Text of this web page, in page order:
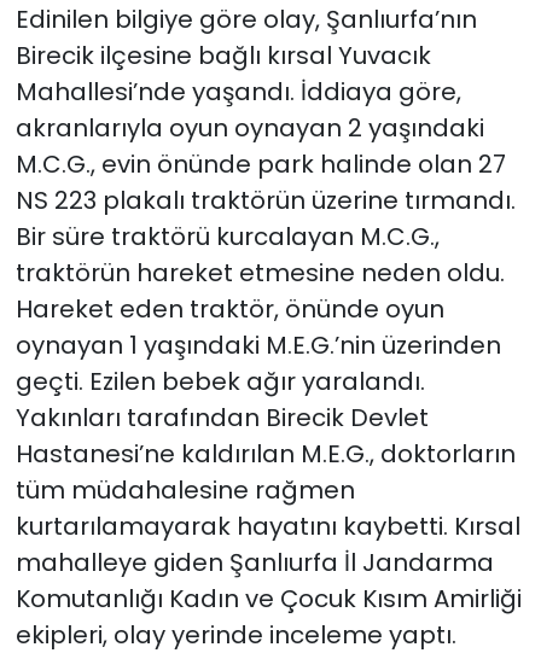
Edinilen bilgiye göre olay, Şanlıurfa’nın
Birecik ilçesine bağlı kırsal Yuvacık
Mahallesi’nde yaşandı. İddiaya göre,
akranlarıyla oyun oynayan 2 yaşındaki
M.C.G., evin önünde park halinde olan 27
NS 223 plakalı traktörün üzerine tırmandı.
Bir süre traktörü kurcalayan M.C.G.,
traktörün hareket etmesine neden oldu.
Hareket eden traktör, önünde oyun
oynayan 1 yaşındaki M.E.G.’nin üzerinden
geçti. Ezilen bebek ağır yaralandı.
Yakınları tarafından Birecik Devlet
Hastanesi’ne kaldırılan M.E.G., doktorların
tüm müdahalesine rağmen
kurtarılamayarak hayatını kaybetti. Kırsal
mahalleye giden Şanlıurfa İl Jandarma
Komutanlığı Kadın ve Çocuk Kısım Amirliği
ekipleri, olay yerinde inceleme yaptı.